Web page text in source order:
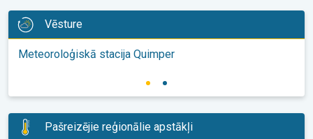
Vēsture
Meteoroloģiskā stacija Quimper
Pašreizējie reģionālie apstākļi